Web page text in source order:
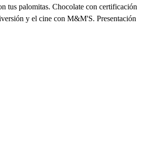
tus palomitas. Chocolate con certificación
y el cine con M&M'S. Presentación